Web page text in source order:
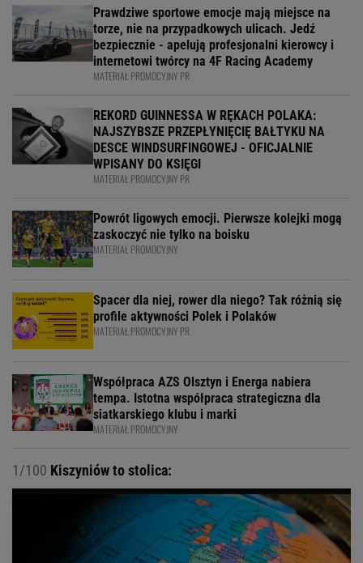
Prawdziwe sportowe emocje mają miejsce na
torze, nie na przypadkowych ulicach. Jedź
bezpiecznie - apelują profesjonalni kierowcy i
internetowi twórcy na 4F Racing Academy
MATERIAŁ PROMOCYJNY PR
REKORD GUINNESSA W RĘKACH POLAKA:
NAJSZYBSZE PRZEPŁYNIĘCIĘ BAŁTYKU NA
DESCE WINDSURFINGOWEJ - OFICJALNIE
WPISANY DO KSIĘGI
MATERIAŁ PROMOCYJNY PR
Powrót ligowych emocji. Pierwsze kolejki mogą
zaskoczyć nie tylko na boisku
MATERIAŁ PROMOCYJNY
Spacer dla niej, rower dla niego? Tak różnią się
profile aktywności Polek i Polaków
MATERIAŁ PROMOCYJNY PR
Współpraca AZS Olsztyn i Energa nabiera
tempa. Istotna współpraca strategiczna dla
siatkarskiego klubu i marki
MATERIAŁ PROMOCYJNY
1/100 Kiszyniów to stolica: